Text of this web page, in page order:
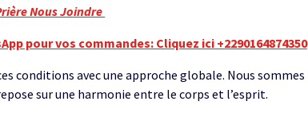
Nous Joindre
pour vos commandes: Cliquez ici +2290164874350
conditions avec une approche globale. Nous sommes
sur une harmonie entre le corps et l’esprit.